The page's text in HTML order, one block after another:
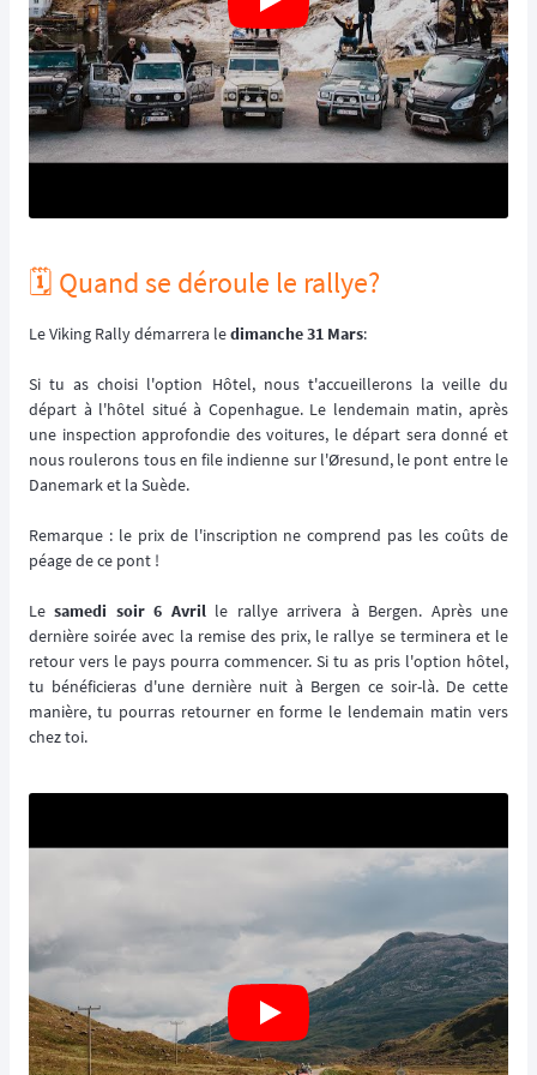
🗓️ Quand se déroule le rallye?
Le Viking Rally démarrera ledimanche 31 Mars:
Si tu as choisi l'option Hôtel, nous t'accueillerons la veille du
départ à l'hôtel situé à Copenhague. Le lendemain matin, après
une inspection approfondie des voitures, le départ sera donné et
nous roulerons tous en file indienne sur l'Øresund, le pont entre le
Danemark et la Suède.
Remarque : le prix de l'inscription ne comprend pas les coûts de
péage de ce pont !
Lesamedi soir 6 Avrille rallye arrivera à Bergen. Après une
dernière soirée avec la remise des prix, le rallye se terminera et le
retour vers le pays pourra commencer. Si tu as pris l'option hôtel,
tu bénéficieras d'une dernière nuit à Bergen ce soir-là. De cette
manière, tu pourras retourner en forme le lendemain matin vers
chez toi.